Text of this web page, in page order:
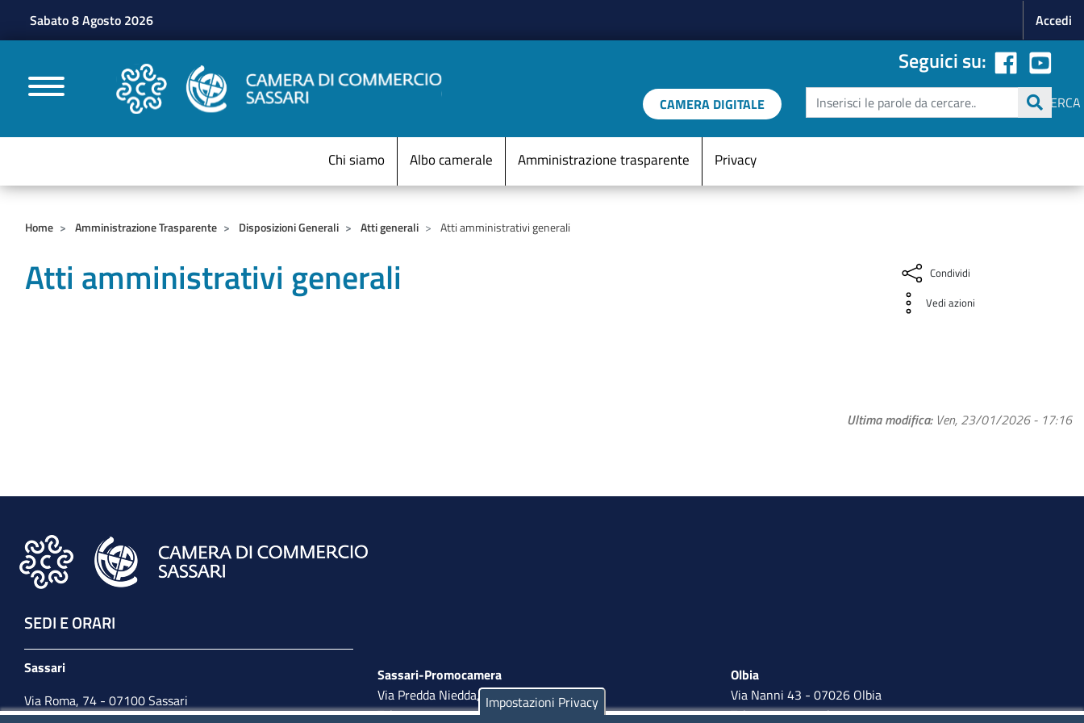
Sabato 8 Agosto 2026 Accedi
CAMERE DI COMMERCIO D'ITALIA
Seguici su:
CAMERA DIGITALE Cerca
CERCA
Menu Statico
Chi siamo Albo camerale Amministrazione trasparente Privacy
Home Amministrazione Trasparente Disposizioni Generali Atti generali Atti amministrativi generali
Atti amministrativi generali
Condividi
Vedi azioni
Ultima modifica Ven, 23/01/2026 - 17:16
SEDI E ORARI
Sassari
Via Roma, 74 - 07100 Sassari
Sassari-Promocamera
Via Predda Niedda, 18 - 07100 Sassari
Tel. 079 263 8800 | Fax 079 2638810
Olbia
Via Nanni 43 - 07026 Olbia
Tel. 0789 66122 | 0789 69580
Impostazioni Privacy